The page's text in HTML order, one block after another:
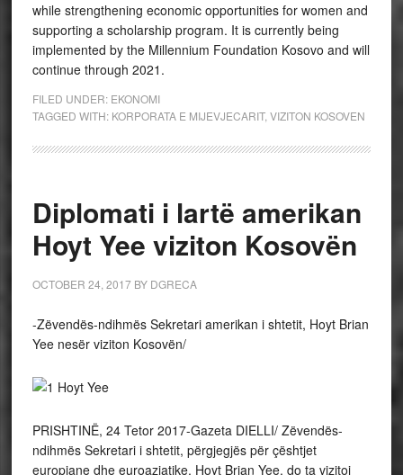
while strengthening economic opportunities for women and
supporting a scholarship program. It is currently being
implemented by the Millennium Foundation Kosovo and will
continue through 2021.
FILED UNDER: EKONOMI
TAGGED WITH: KORPORATA E MIJEVJECARIT, VIZITON KOSOVEN
Diplomati i lartë amerikan
Hoyt Yee viziton Kosovën
OCTOBER 24, 2017BY DGRECA
-Zëvendës-ndihmës Sekretari amerikan i shtetit, Hoyt Brian
Yee nesër viziton Kosovën/
PRISHTINË, 24 Tetor 2017-Gazeta DIELLI/ Zëvendës-
ndihmës Sekretari i shtetit, përgjegjës për çështjet
europiane dhe euroaziatike, Hoyt Brian Yee, do ta vizitoj